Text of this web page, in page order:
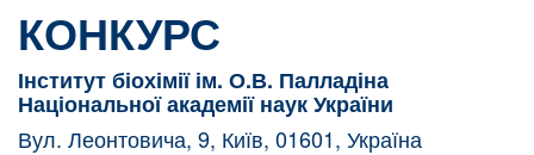
КОНКУРС
Інститут біохімії ім. О.В. Палладіна
Національної академії наук України
Вул. Леонтовича, 9, Київ, 01601, Україна